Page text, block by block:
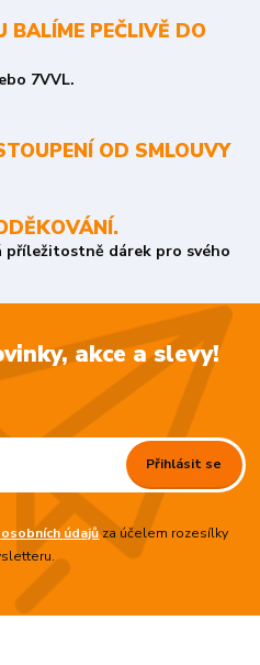
BALÍME PEČLIVĚ DO
7VVL.
OD SMLOUVY
příležitostně dárek pro svého
akce a slevy!
Přihlásit se
údajůza účelem rozesílky